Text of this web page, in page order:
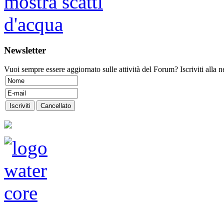
Newsletter
Vuoi sempre essere aggiornato sulle attività del Forum? Iscriviti alla